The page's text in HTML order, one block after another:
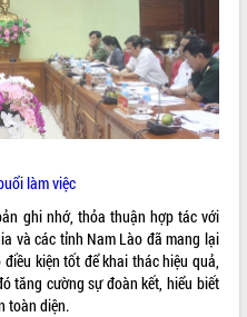
làm việc
ghi nhớ, thỏa thuận hợp tác với
và các tỉnh Nam Lào đã mang lại
kiện tốt để khai thác hiệu quả,
tăng cường sự đoàn kết, hiểu biết
toàn diện.